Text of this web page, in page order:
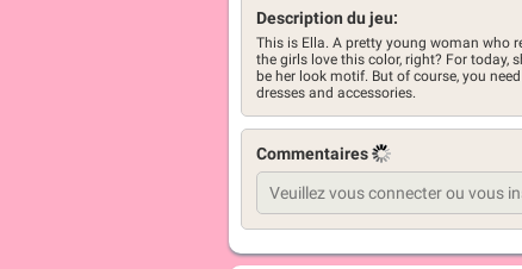
Description du jeu:
This is Ella. A pretty young woman who
the girls love this color, right? For today,
be her look motif. But of course, you
dresses and accessories.
Commentaires